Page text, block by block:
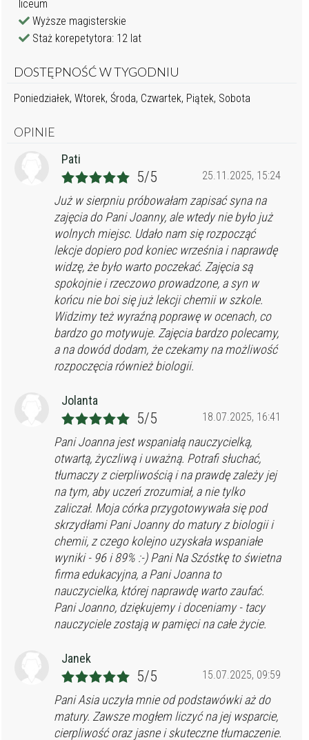
liceum
Wyższe magisterskie
Staż korepetytora: 12 lat
DOSTĘPNOŚĆ W TYGODNIU
Poniedziałek, Wtorek, Środa, Czwartek, Piątek, Sobota
OPINIE
Pati
25.11.2025, 15:24
5/5
Już w sierpniu próbowałam zapisać syna na
zajęcia do Pani Joanny, ale wtedy nie było już
wolnych miejsc. Udało nam się rozpocząć
lekcje dopiero pod koniec września i naprawdę
widzę, że było warto poczekać. Zajęcia są
spokojnie i rzeczowo prowadzone, a syn w
końcu nie boi się już lekcji chemii w szkole.
Widzimy też wyraźną poprawę w ocenach, co
bardzo go motywuje. Zajęcia bardzo polecamy,
a na dowód dodam, że czekamy na możliwość
rozpoczęcia również biologii.
Jolanta
18.07.2025, 16:41
5/5
Pani Joanna jest wspaniałą nauczycielką,
otwartą, życzliwą i uważną. Potrafi słuchać,
tłumaczy z cierpliwością i na prawdę zależy jej
na tym, aby uczeń zrozumiał, a nie tylko
zaliczał. Moja córka przygotowywała się pod
skrzydłami Pani Joanny do matury z biologii i
chemii, z czego kolejno uzyskała wspaniałe
wyniki - 96 i 89% :-) Pani Na Szóstkę to świetna
firma edukacyjna, a Pani Joanna to
nauczycielka, której naprawdę warto zaufać.
Pani Joanno, dziękujemy i doceniamy - tacy
nauczyciele zostają w pamięci na całe życie.
Janek
15.07.2025, 09:59
5/5
Pani Asia uczyła mnie od podstawówki aż do
matury. Zawsze mogłem liczyć na jej wsparcie,
cierpliwość oraz jasne i skuteczne tłumaczenie.